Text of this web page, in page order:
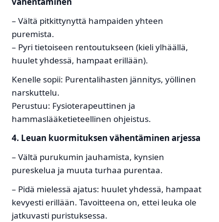
– Vältä pitkittynyttä hampaiden yhteen
puremista.
– Pyri tietoiseen rentoutukseen (kieli ylhäällä,
huulet yhdessä, hampaat erillään).
Kenelle sopii: Purentalihasten jännitys, yöllinen
narskuttelu.
Perustuu: Fysioterapeuttinen ja
hammaslääketieteellinen ohjeistus.
4. Leuan kuormituksen vähentäminen arjessa
– Vältä purukumin jauhamista, kynsien
pureskelua ja muuta turhaa purentaa.
– Pidä mielessä ajatus: huulet yhdessä, hampaat
kevyesti erillään. Tavoitteena on, ettei leuka ole
jatkuvasti puristuksessa.